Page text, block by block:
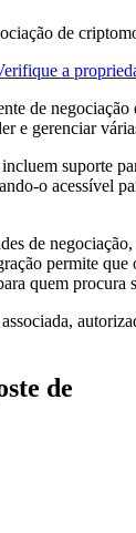
de
a
de
e gerenciar
suporte
o acessível
de
permite
quem
de